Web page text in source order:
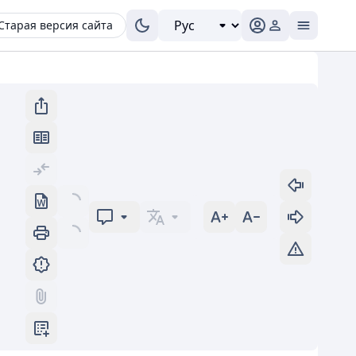
версия сайта